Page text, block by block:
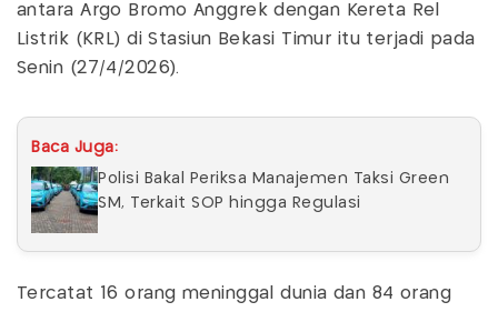
antara Argo Bromo Anggrek dengan Kereta Rel
Listrik (KRL) di Stasiun Bekasi Timur itu terjadi pada
Senin (27/4/2026).
Baca Juga:
Polisi Bakal Periksa Manajemen Taksi Green
SM, Terkait SOP hingga Regulasi
Tercatat 16 orang meninggal dunia dan 84 orang